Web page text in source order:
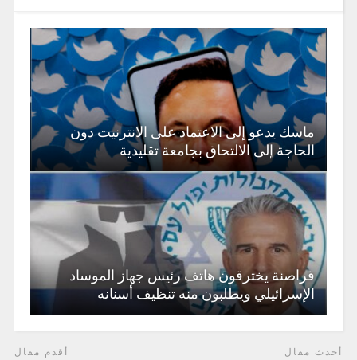
ماسك يدعو إلى الاعتماد على الانترنيت دون
الحاجة إلى الالتحاق بجامعة تقليدية
قراصنة يخترقون هاتف رئيس جهاز الموساد
الإسرائيلي ويطلبون منه تنظيف أسنانه
أحدث مقال أقدم مقال